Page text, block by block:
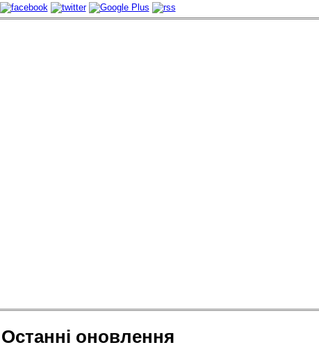
Останні оновлення